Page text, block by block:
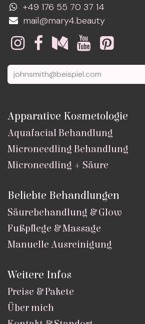
+49 176 55 70 37 14
mail@mary4.beauty
Apparative Kosmetologie
Aquafacial Behandlung
Microneedling Behandlung
Microneedling + Säure
Beliebte Behandlungen
Säurebehandlung & Glow
Fußpflege & Massage
Manuelle Ausreinigung
Weitere Infos
Preise & Pakete
Über mich